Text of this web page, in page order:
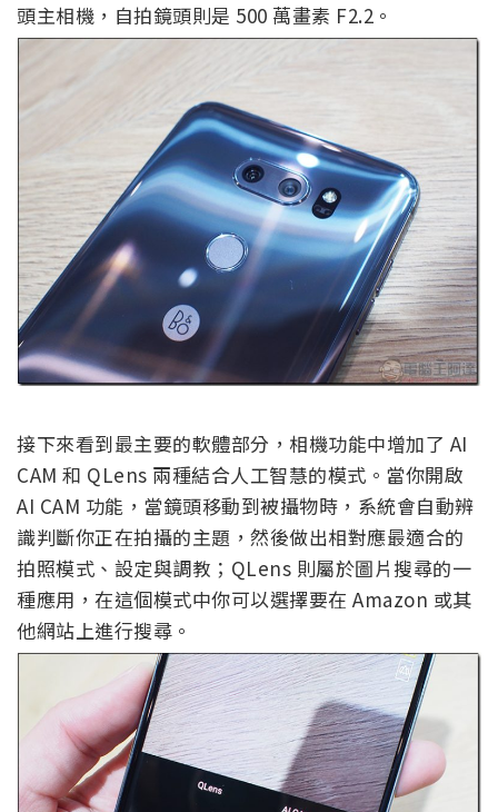
頭主相機，自拍鏡頭則是 500 萬畫素 F2.2。
接下來看到最主要的軟體部分，相機功能中增加了 AI
CAM 和 QLens 兩種結合人工智慧的模式。當你開啟
AI CAM 功能，當鏡頭移動到被攝物時，系統會自動辨
識判斷你正在拍攝的主題，然後做出相對應最適合的
拍照模式、設定與調教；QLens 則屬於圖片搜尋的一
種應用，在這個模式中你可以選擇要在 Amazon 或其
他網站上進行搜尋。